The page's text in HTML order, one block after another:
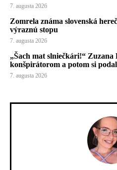
7. augusta 2026
Zomrela známa slovenská
výraznú stopu
7. augusta 2026
„Šach mat slniečkári!“ Zuzana
konšpirátorom a potom si
7. augusta 2026